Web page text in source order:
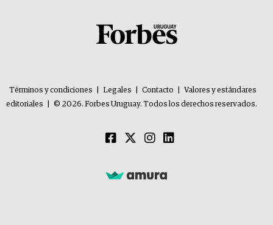
Términos y condiciones Legales Contacto
Valores y estándares
editoriales
© 2026. Forbes Uruguay. Todos los derechos reservados.